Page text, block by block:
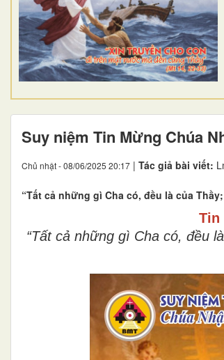
Suy niệm Tin Mừng Chúa
Chủ nhật - 08/06/2025 20:17 | Tác giả bài viết:
“Tất cả những gì Cha có, đều là của
Tin
“Tất cả những gì Cha có, đều